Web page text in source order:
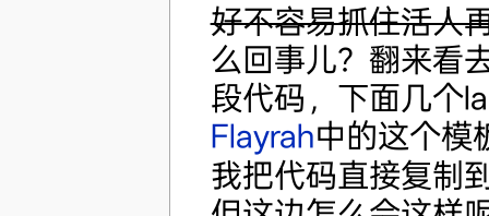
好不容易抓住活人
么回事儿？翻来看
段代码，下面几个
Flayrah中的这个模
我把代码直接复制